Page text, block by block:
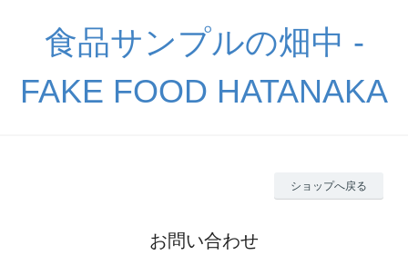
食品サンプルの畑中 -
FAKE FOOD HATANAKA
ショップへ戻る
お問い合わせ